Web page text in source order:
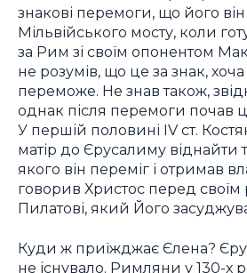
знакові перемоги, що його
Мільвійського мосту, коли
за Рим зі своїм опонентом
не розумів, що це за знак,
переможе. Не знав також,
однак після перемоги почав
У першій половині IV ст.
матір до Єрусалиму віднайти
якого він переміг і отримав
говорив Христос перед своїм
Пилатові, який Його
Куди ж приїжджає Єлена?
не існувало. Римляни у 130-х